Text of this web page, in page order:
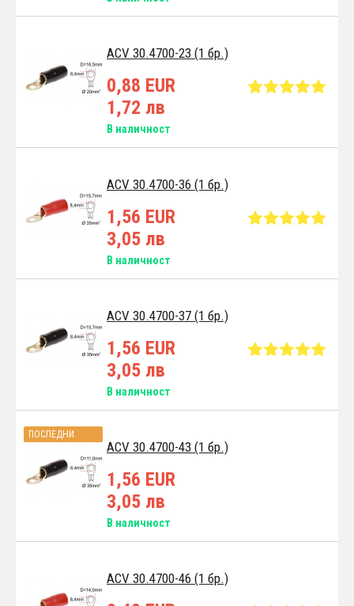
ACV 30.4700-23 (1 бр.)
0,88 EUR
1,72 лв
В наличност
ACV 30.4700-36 (1 бр.)
1,56 EUR
3,05 лв
В наличност
ACV 30.4700-37 (1 бр.)
1,56 EUR
3,05 лв
В наличност
ACV 30.4700-43 (1 бр.)
ПОСЛЕДНИ
1,56 EUR
3,05 лв
В наличност
ACV 30.4700-46 (1 бр.)